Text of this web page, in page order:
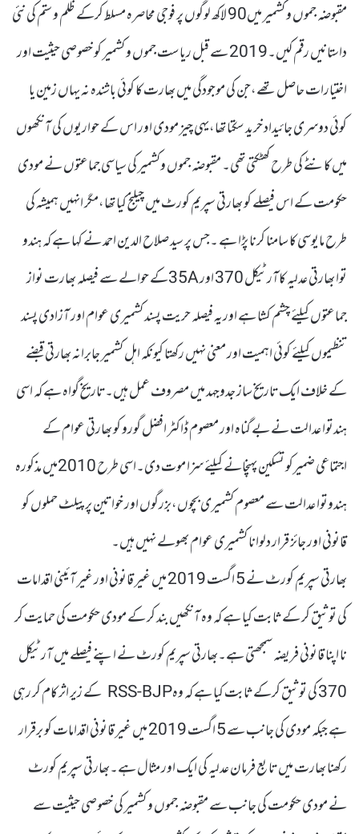
مقبوضہ جموں و کشمیر میں90 لاکھ لوگوں پر فوجی محاصرہ مسلط کرکے ظلم و ستم کی نئی
داستانیں رقم کیں۔2019 سے قبل ریاست جموں و کشمیر کو خصوصی حیثیت اور
اختیارات حاصل تھے،جن کی موجودگی میں بھارت کا کوئی باشندہ نہ یہاں زمین یا
کوئی دوسری جائیداد خرید سکتا تھا،یہی چیز مودی اور اس کے حواریوں کی آنکھوں
میں کانٹے کی طرح کھٹکتی تھی۔ مقبوضہ جموں وکشمیر کی سیاسی جماعتوں نے مودی
حکومت کے اس فیصلے کو بھارتی سپریم کورٹ میں چیلنج کیا تھا،مگر انہیں ہمیشہ کی
طرح مایوسی کا سامنا کرنا پڑا ہے ۔جس پر سید صلاح الدین احمد نے کہا ہے کہ ہندو
توا بھارتی عدلیہ کاآرٹیکل 370 اور 35Aکے حوالے سے فیصلہ بھارت نواز
جماعتوں کیلئے چشم کشا ہے اوریہ فیصلہ حریت پسند کشمیری عوام اور آزادی پسند
تنظیموں کیلئے کوئی اہمیت اور معنی نہیں رکھتا کیونکہ اہل کشمیر جابرانہ بھارتی قبضے
کے خلاف ایک تاریخ ساز جدوجہد میں مصروف عمل ہیں۔تاریخ گواہ ہے کہ اسی
ہندتوا عدالت نے بے گناہ اور معصوم ڈاکٹر افضل گورو کو بھارتی عوام کے
اجتماعی ضمیرکو تسکین پہنچانے کیلئے سزا موت دی۔اسی طرح 2010میں مذکورہ
ہندوتوا عدالت سے معصوم کشمیری بچوں،بزرگوں اور خواتین پر پیلٹ حملوں کو
قانونی اور جائز قرار دلوانا کشمیری عوام بھولے نہیں ہیں۔
بھارتی سپریم کورٹ نے 5 اگست 2019 میں غیر قانونی اور غیر آئینی اقدامات
کی توثیق کر کے ثابت کیا ہے کہ وہ آنکھیں بند کر کے مودی حکومت کی حمایت کر
نا اپنا قانونی فریضہ سمجھتی ہے۔بھارتی سپریم کورٹ نے اپنے فیصلے میں آرٹیکل
370 کی توثیق کرکے ثابت کیا ہے کہ وہRSS-BJP کے زیر اثر کام کر رہی
ہے جبکہ مودی کی جانب سے 5 اگست 2019 میں غیر قانونی اقدامات کو برقرار
رکھنا بھارت میں تابع فرمان عدلیہ کی ایک اور مثال ہے۔بھارتی سپریم کورٹ
نے مودی حکومت کی جانب سے مقبوضہ جموں و کشمیر کی خصوصی حیثیت سے